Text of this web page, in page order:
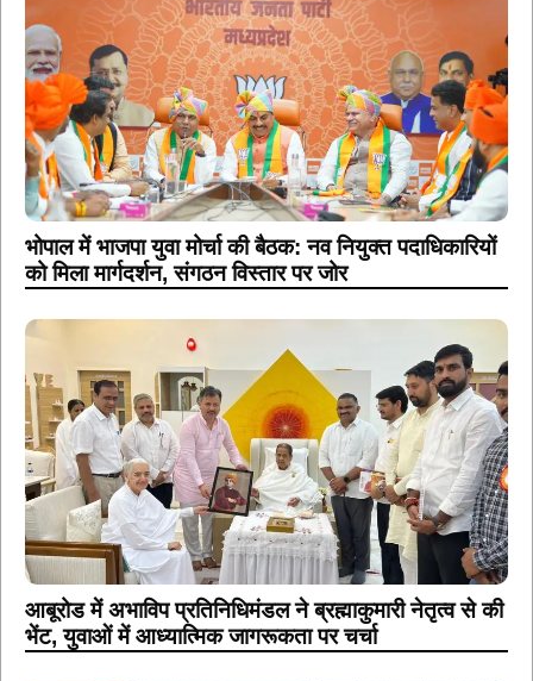
भोपाल में भाजपा युवा मोर्चा की बैठक: नव नियुक्त पदाधिकारियों
को मिला मार्गदर्शन, संगठन विस्तार पर जोर
आबूरोड में अभाविप प्रतिनिधिमंडल ने ब्रह्माकुमारी नेतृत्व से की
भेंट, युवाओं में आध्यात्मिक जागरूकता पर चर्चा